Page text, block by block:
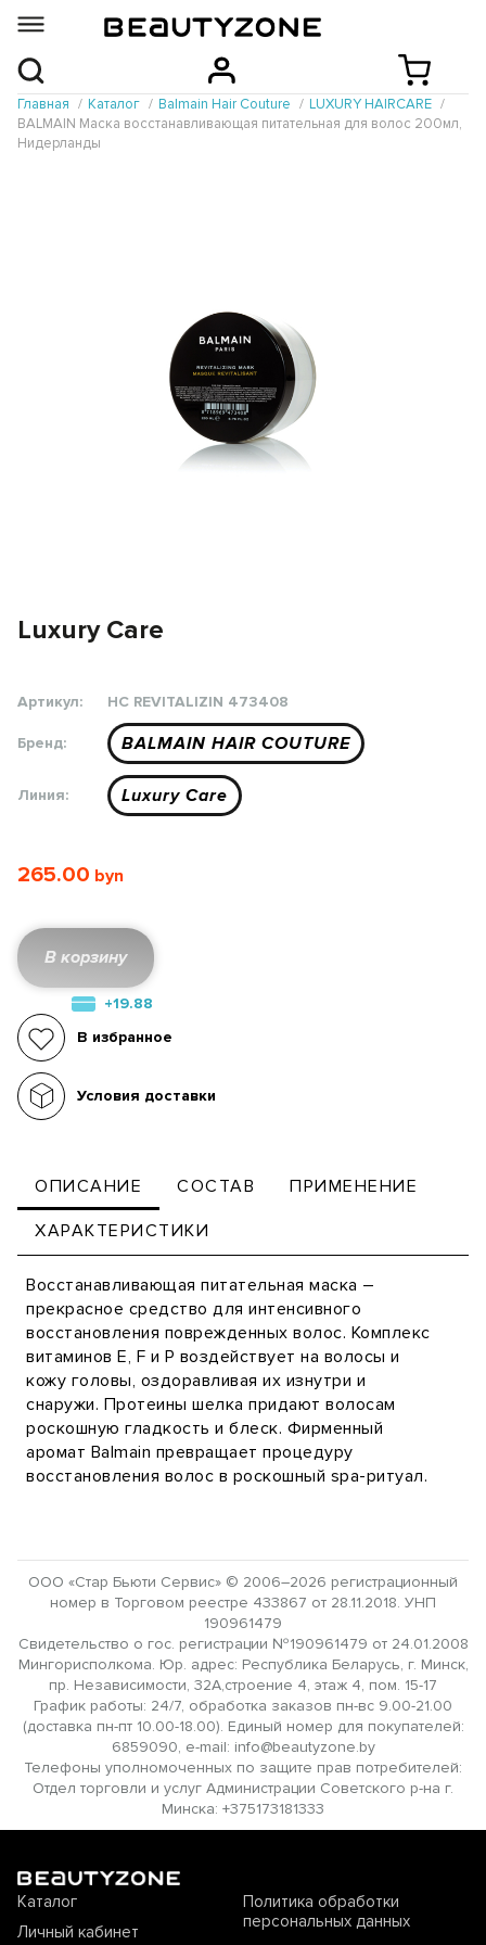
Главная Каталог Balmain Hair Couture
LUXURY HAIRCARE
BALMAIN Маска восстанавливающая питательная для волос 200мл,
Нидерланды
Luxury Care
Артикул: HC REVITALIZIN 473408
Бренд: BALMAIN HAIR COUTURE
Линия: Luxury Care
265.00
В корзину
+19.88
В избранное
Условия доставки
ОПИСАНИЕ СОСТАВ ПРИМЕНЕНИЕ
ХАРАКТЕРИСТИКИ
Восстанавливающая питательная маска –
прекрасное средство для интенсивного
восстановления поврежденных волос. Комплекс
витаминов E, F и P воздействует на волосы и
кожу головы, оздоравливая их изнутри и
снаружи. Протеины шелка придают волосам
роскошную гладкость и блеск. Фирменный
аромат Balmain превращает процедуру
восстановления волос в роскошный spa-ритуал.
ООО «Стар Бьюти Сервис» © 2006–2026 регистрационный
номер в Торговом реестре 433867 от 28.11.2018. УНП
190961479
Свидетельство о гос. регистрации №190961479 от 24.01.2008
Мингорисполкома. Юр. адрес: Республика Беларусь, г. Минск,
пр. Независимости, 32А,строение 4, этаж 4, пом. 15-17
График работы: 24/7, обработка заказов пн-вс 9.00-21.00
(доставка пн-пт 10.00-18.00). Единый номер для покупателей:
6859090, e-mail: info@beautyzone.by
Телефоны уполномоченных по защите прав потребителей:
Отдел торговли и услуг Администрации Советского р-на г.
Минска: +375173181333
Каталог
Личный кабинет
Политика обработки
персональных данных